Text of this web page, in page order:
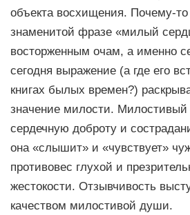
объекта восхищения. Почему-
знаменитой фразе «милый
восторженным очам, а именно
сегодня выражение (а где его
книгах былых времен?)
значение милости. Милостивый
сердечную доброту и
она «слышит» и «чувствует»
противовес глухой и
жестокости. Отзывчивость
качеством милостивой души.